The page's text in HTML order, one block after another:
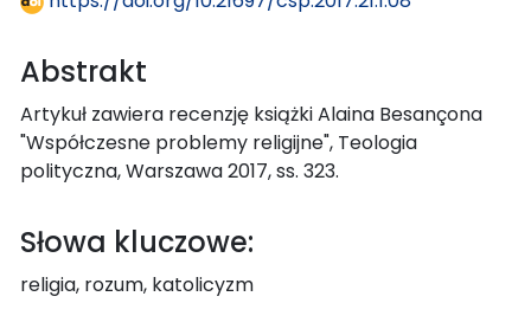
Abstrakt
Artykuł zawiera recenzję książki Alaina Besançona
"Współczesne problemy religijne", Teologia
polityczna, Warszawa 2017, ss. 323.
Słowa kluczowe:
religia, rozum, katolicyzm